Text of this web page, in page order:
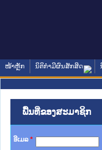
ໜ້າຫຼັກ ນິຕິກໍາມີຜົນສັກສິດ
ພື້ນທີ່ຂອງສະມາຊິກ
ອີເມລ *